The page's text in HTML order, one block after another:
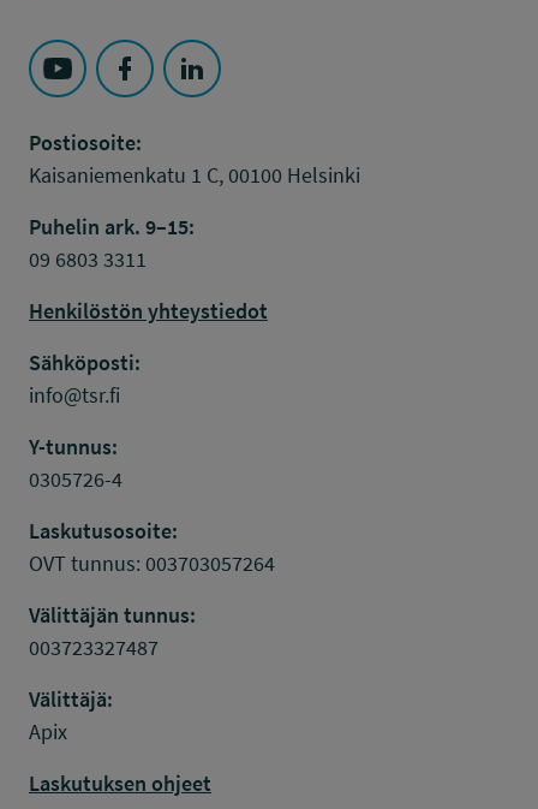
Seuraa Työsuojelurahasto kohteessa: YouTube
Seuraa Työsuojelurahasto kohteessa:
Seuraa Työsuojelurahasto kohteessa:
Postiosoite:
Kaisaniemenkatu 1 C, 00100 Helsinki
Puhelin ark. 9–15:
09 6803 3311
Henkilöstön yhteystiedot
Sähköposti:
info@tsr.fi
Y-tunnus:
0305726-4
Laskutusosoite:
OVT tunnus: 003703057264
Välittäjän tunnus:
003723327487
Välittäjä:
Apix
Laskutuksen ohjeet